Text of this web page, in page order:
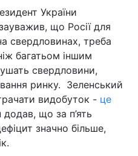
України
що Росії для
свердловинах, треба
багатьом іншим
свердловини,
ринку. Зеленський
видобуток - це
додав, що за п’ять
значно більше,